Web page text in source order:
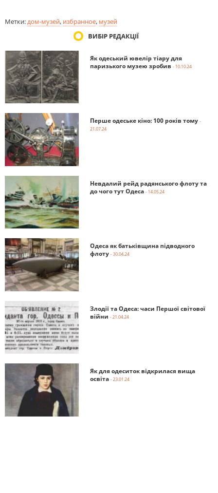
Метки: дом-музей, избранное, музей
ВИБІР РЕДАКЦІЇ
Як одеський ювелір тіару для
паризького музею зробив - 10.10.24
Перше одеське кіно: 100 років тому -
21.07.24
Невдалий рейд радянського флоту та
до чого тут Одеса - 14.05.24
Одеса як батьківщина підводного
флоту - 30.04.24
Злодії та Одеса: часи Першої світової
війни - 21.04.24
Як для одеситок відкрилася вища
освіта - 23.01.24